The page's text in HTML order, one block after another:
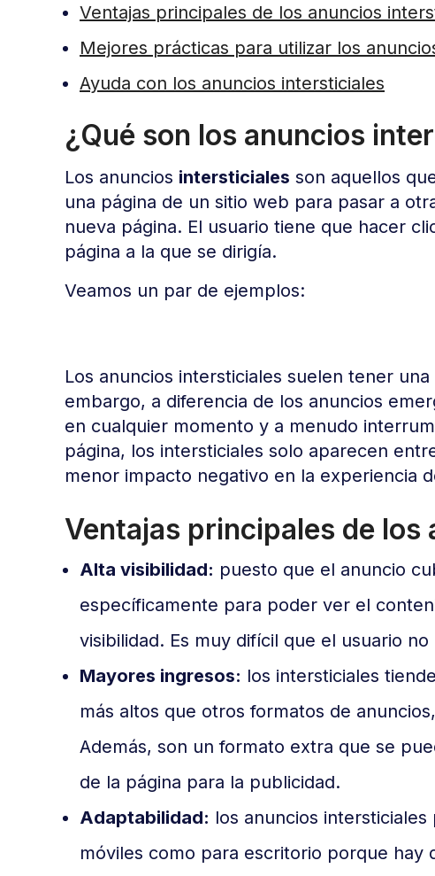
Ventajas principales de los anuncios
Mejores prácticas para utilizar los
Ayuda con los anuncios intersticiales
¿Qué son los anuncios
Los anuncios intersticiales son aquellos
una página de un sitio web para pasar a
nueva página. El usuario tiene que hacer
página a la que se dirigía.
Veamos un par de ejemplos:
Los anuncios intersticiales suelen tener
embargo, a diferencia de los anuncios
en cualquier momento y a menudo
página, los intersticiales solo aparecen
menor impacto negativo en la experiencia
Ventajas principales de
Alta visibilidad: puesto que el anuncio
específicamente para poder ver el
visibilidad. Es muy difícil que el usuario no
Mayores ingresos: los intersticiales
más altos que otros formatos de
Además, son un formato extra que se
de la página para la publicidad.
Adaptabilidad: los anuncios
móviles como para escritorio porque hay